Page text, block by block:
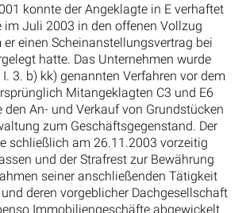
konnte der Angeklagte in E verhaftet
im Juli 2003 in den offenen Vollzug
er einen Scheinanstellungsvertrag bei
hatte. Das Unternehmen wurde
3. b) kk) genannten Verfahren vor dem
Mitangeklagten C3 und E6
An- und Verkauf von Grundstücken
zum Geschäftsgegenstand. Der
schließlich am 26.11.2003 vorzeitig
und der Strafrest zur Bewährung
seiner anschließenden Tätigkeit
deren vorgeblicher Dachgesellschaft
Immobiliengeschäfte abgewickelt